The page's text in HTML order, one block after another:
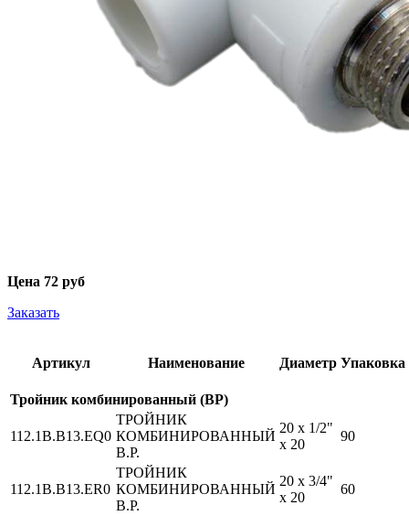
Цена 72 руб
Заказать
Артикул Наименование Диаметр Упаковка
Тройник комбинированный (ВР)
112.1B.B13.EQ0
ТРОЙНИК
КОМБИНИРОВАННЫЙ
В.Р.
20 x 1/2"
x 20
90
112.1B.B13.ER0
ТРОЙНИК
КОМБИНИРОВАННЫЙ
В.Р.
20 x 3/4"
x 20
60